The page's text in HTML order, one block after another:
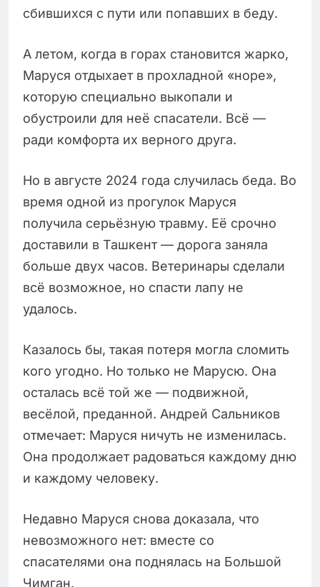
сбившихся с пути или попавших в беду.
А летом, когда в горах становится жарко,
Маруся отдыхает в прохладной «норе»,
которую специально выкопали и
обустроили для неё спасатели. Всё —
ради комфорта их верного друга.
Но в августе 2024 года случилась беда. Во
время одной из прогулок Маруся
получила серьёзную травму. Её срочно
доставили в Ташкент — дорога заняла
больше двух часов. Ветеринары сделали
всё возможное, но спасти лапу не
удалось.
Казалось бы, такая потеря могла сломить
кого угодно. Но только не Марусю. Она
осталась всё той же — подвижной,
весёлой, преданной. Андрей Сальников
отмечает: Маруся ничуть не изменилась.
Она продолжает радоваться каждому дню
и каждому человеку.
Недавно Маруся снова доказала, что
невозможного нет: вместе со
спасателями она поднялась на Большой
Чимган.